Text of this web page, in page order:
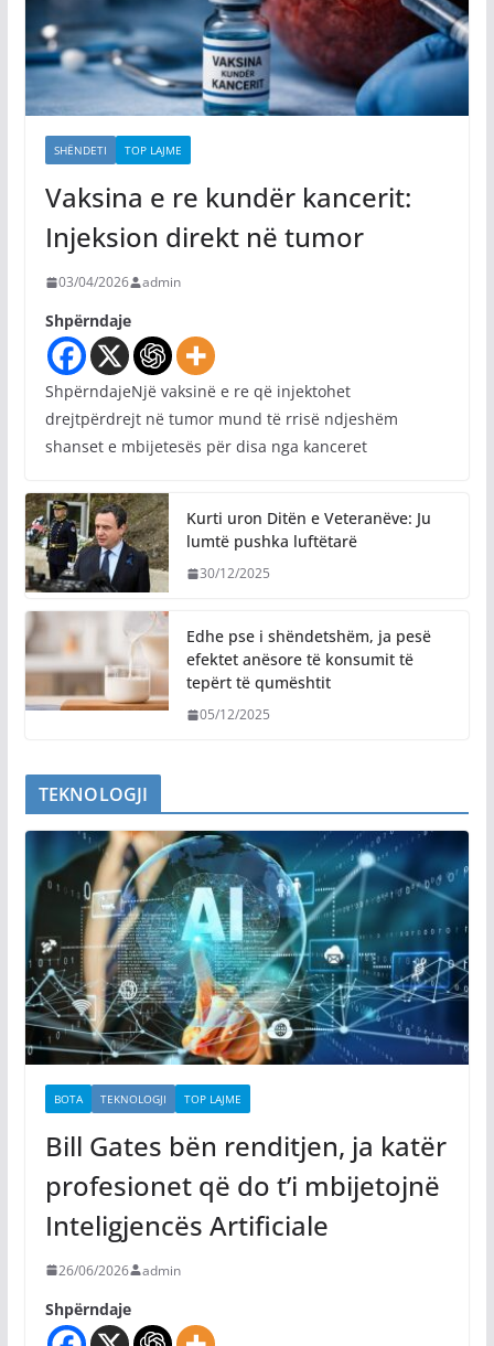
SHËNDETI TOP LAJME
Vaksina e re kundër kancerit:
Injeksion direkt në tumor
03/04/2026 admin
Shpërndaje
ShpërndajeNjë vaksinë e re që injektohet
drejtpërdrejt në tumor mund të rrisë ndjeshëm
shanset e mbijetesës për disa nga kanceret
Kurti uron Ditën e Veteranëve: Ju
lumtë pushka luftëtarë
30/12/2025
Edhe pse i shëndetshëm, ja pesë
efektet anësore të konsumit të
tepërt të qumështit
05/12/2025
TEKNOLOGJI
BOTA TEKNOLOGJI TOP LAJME
Bill Gates bën renditjen, ja katër
profesionet që do t’i mbijetojnë
Inteligjencës Artificiale
26/06/2026 admin
Shpërndaje